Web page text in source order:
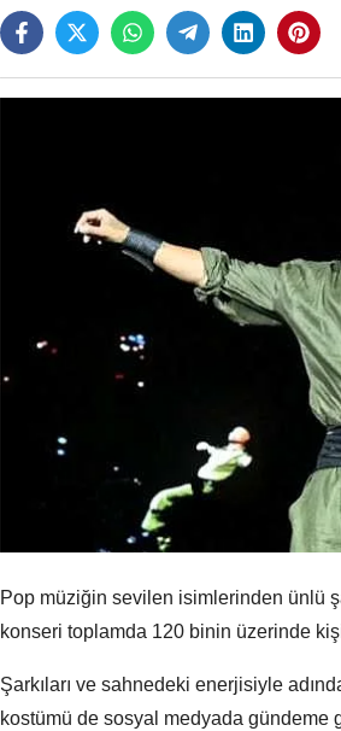
Pop müziğin sevilen isimlerinden ünlü
konseri toplamda 120 binin üzerinde
Şarkıları ve sahnedeki enerjisiyle
kostümü de sosyal medyada gündeme